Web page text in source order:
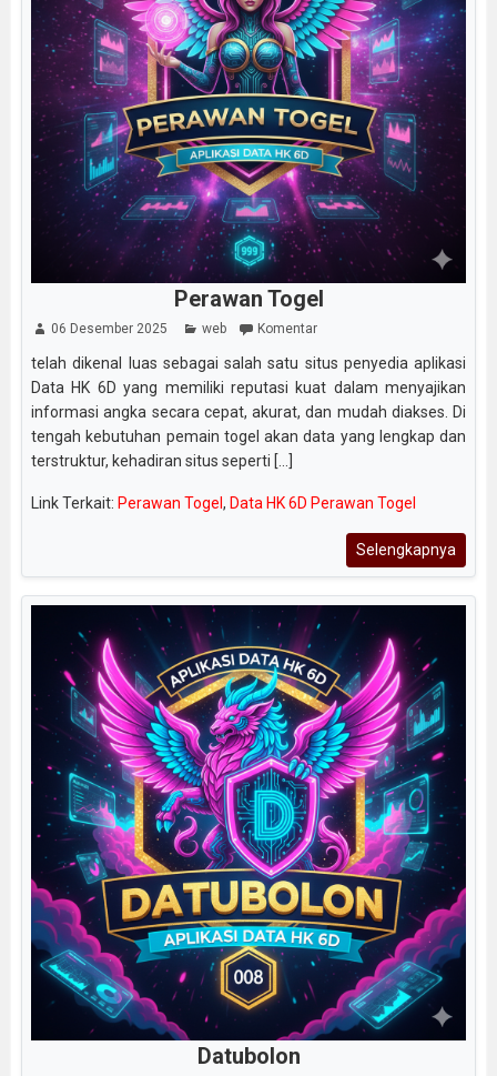
Perawan Togel
06 Desember 2025 web Komentar
telah dikenal luas sebagai salah satu situs penyedia aplikasi
Data HK 6D yang memiliki reputasi kuat dalam menyajikan
informasi angka secara cepat, akurat, dan mudah diakses. Di
tengah kebutuhan pemain togel akan data yang lengkap dan
terstruktur, kehadiran situs seperti [...]
Link Terkait: Perawan Togel , Data HK 6D Perawan Togel
Selengkapnya
Datubolon